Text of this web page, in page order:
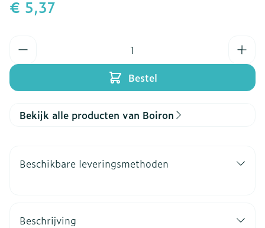
€ 5,37
Bestel
Bekijk alle producten van Boiron
Beschikbare leveringsmethoden
Beschrijving